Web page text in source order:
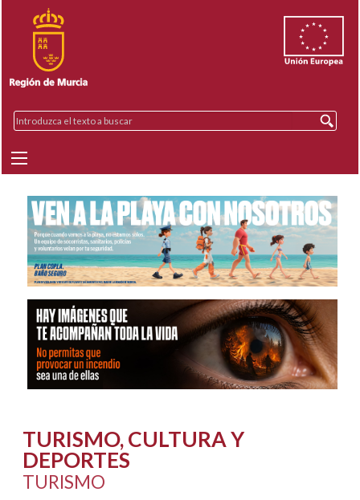
TURISMO, CULTURA Y
DEPORTES
TURISMO